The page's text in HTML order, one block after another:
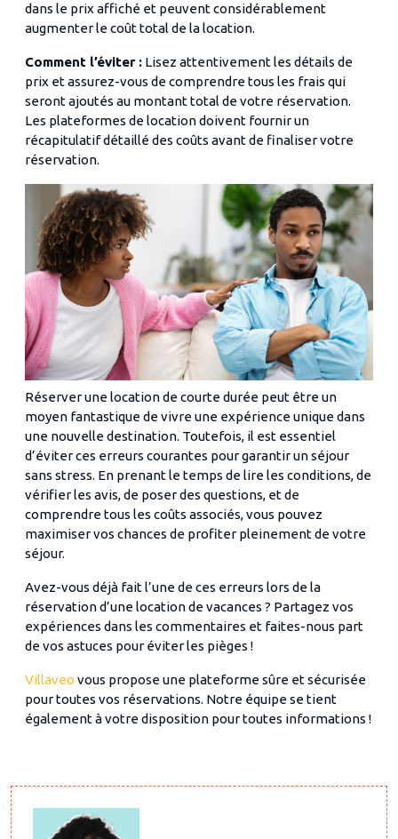
dans le prix affiché et peuvent considérablement
augmenter le coût total de la location.
Comment l’éviter : Lisez attentivement les détails de
prix et assurez-vous de comprendre tous les frais qui
seront ajoutés au montant total de votre réservation.
Les plateformes de location doivent fournir un
récapitulatif détaillé des coûts avant de finaliser votre
réservation.
Réserver une location de courte durée peut être un
moyen fantastique de vivre une expérience unique dans
une nouvelle destination. Toutefois, il est essentiel
d’éviter ces erreurs courantes pour garantir un séjour
sans stress. En prenant le temps de lire les conditions, de
vérifier les avis, de poser des questions, et de
comprendre tous les coûts associés, vous pouvez
maximiser vos chances de profiter pleinement de votre
séjour.
Avez-vous déjà fait l’une de ces erreurs lors de la
réservation d’une location de vacances ? Partagez vos
expériences dans les commentaires et faites-nous part
de vos astuces pour éviter les pièges !
Villaveo vous propose une plateforme sûre et sécurisée
pour toutes vos réservations. Notre équipe se tient
également à votre disposition pour toutes informations !